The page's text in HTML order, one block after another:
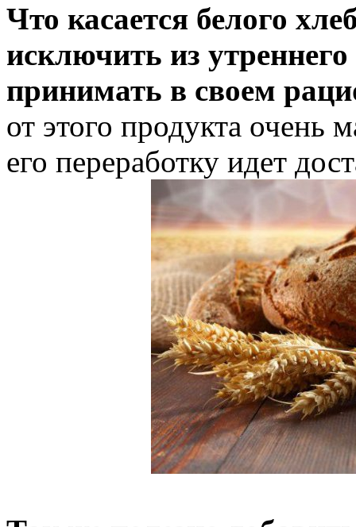
Что касается белого
исключить из
принимать в своем
от этого продукта очень
его переработку идет